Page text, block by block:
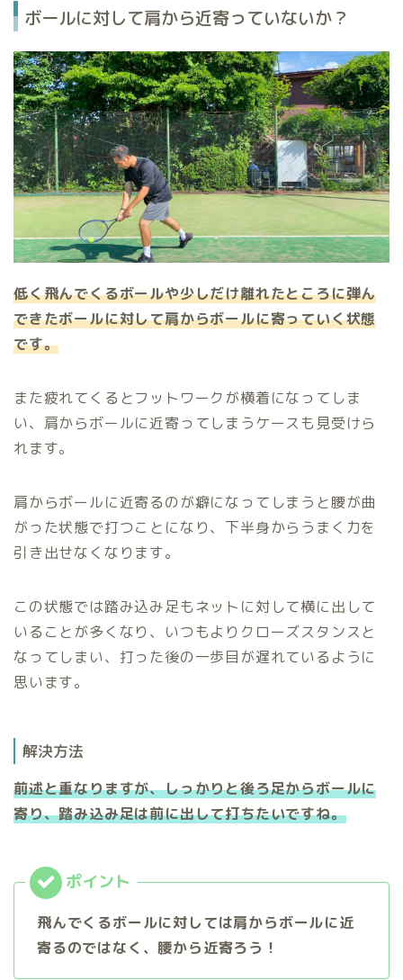
ボールに対して肩から近寄っていないか？
低く飛んでくるボールや少しだけ離れたところに弾ん
できたボールに対して肩からボールに寄っていく状態
です。
また疲れてくるとフットワークが横着になってしま
い、肩からボールに近寄ってしまうケースも見受けら
れます。
肩からボールに近寄るのが癖になってしまうと腰が曲
がった状態で打つことになり、下半身からうまく力を
引き出せなくなります。
この状態では踏み込み足もネットに対して横に出して
いることが多くなり、いつもよりクローズスタンスと
なってしまい、打った後の一歩目が遅れているように
思います。
解決方法
前述と重なりますが、しっかりと後ろ足からボールに
寄り、踏み込み足は前に出して打ちたいですね。
飛んでくるボールに対しては肩からボールに近
寄るのではなく、腰から近寄ろう！